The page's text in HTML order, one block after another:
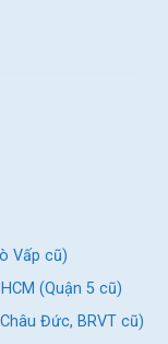
Vấp cũ)
(Quận 5 cũ)
Đức, BRVT cũ)